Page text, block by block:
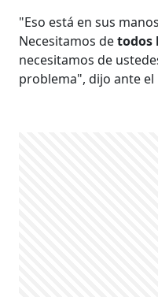
"Eso está en sus
Necesitamos detodos
necesitamos de
problema", dijo ante el